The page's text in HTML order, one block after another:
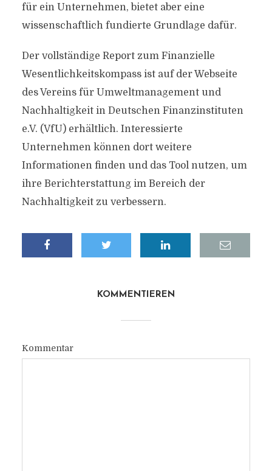
für ein Unternehmen, bietet aber eine
wissenschaftlich fundierte Grundlage dafür.
Der vollständige Report zum Finanzielle
Wesentlichkeitskompass ist auf der Webseite
des Vereins für Umweltmanagement und
Nachhaltigkeit in Deutschen Finanzinstituten
e.V. (VfU) erhältlich. Interessierte
Unternehmen können dort weitere
Informationen finden und das Tool nutzen, um
ihre Berichterstattung im Bereich der
Nachhaltigkeit zu verbessern.
KOMMENTIEREN
Kommentar